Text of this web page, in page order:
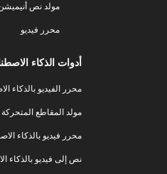
مولد نص
محرر فيديو
أدوات الذكاء
محرر الفيديو بالذكاء
مولد المقاطع
محرر فيديو بالذكاء
نص إلى فيديو بالذكاء